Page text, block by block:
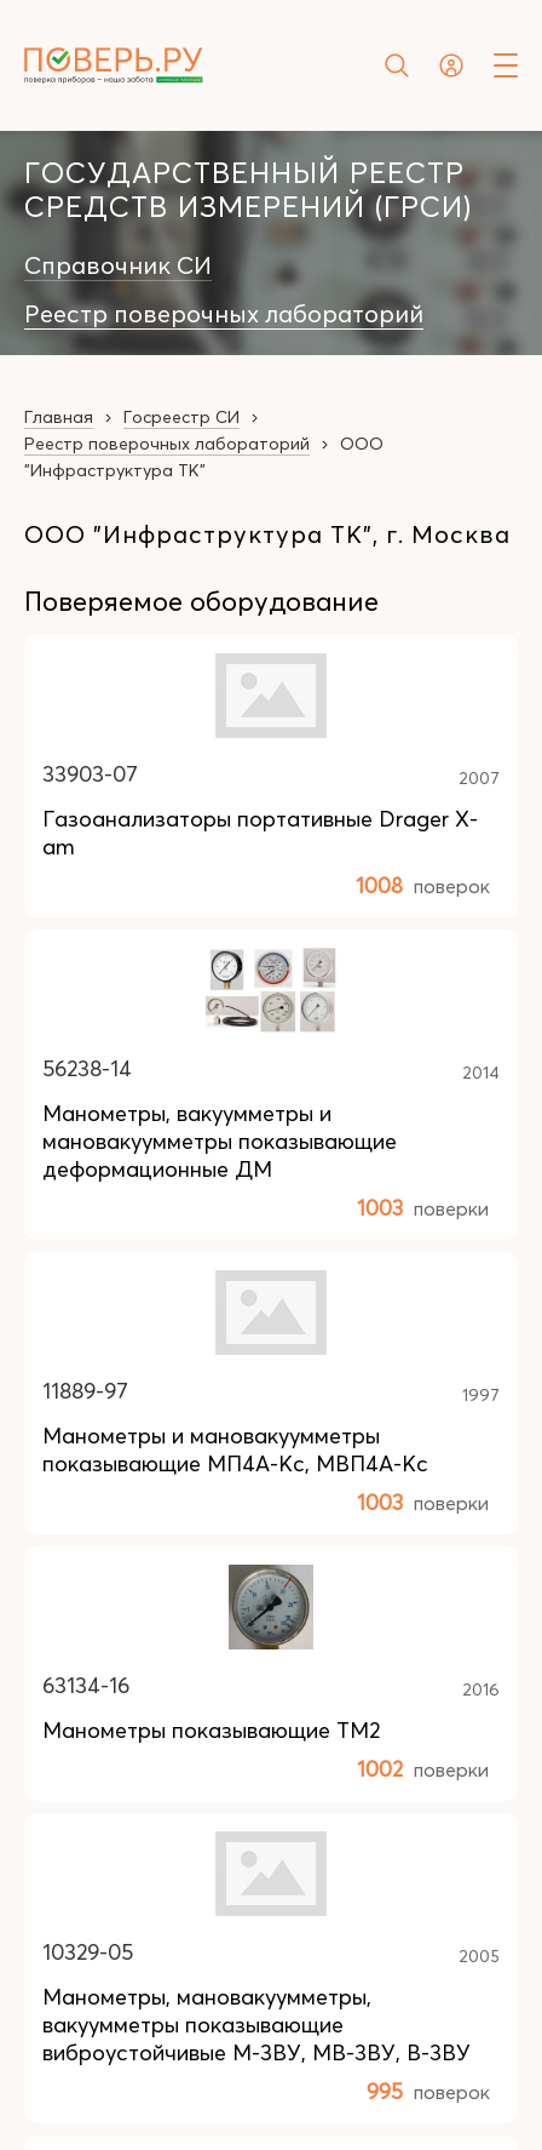
ГОСУДАРСТВЕННЫЙ РЕЕСТР
СРЕДСТВ ИЗМЕРЕНИЙ (ГРСИ)
Справочник СИ
Реестр поверочных лабораторий
Главная
Госреестр СИ
Реестр поверочных лабораторий
ООО
"Инфраструктура ТК"
ООО "Инфраструктура ТК", г. Москва
Поверяемое оборудование
33903-07 2007
Газоанализаторы портативные Drager X-
am
1008 поверок
56238-14 2014
Манометры, вакуумметры и
мановакуумметры показывающие
деформационные ДМ
1003 поверки
11889-97 1997
Манометры и мановакуумметры
показывающие МП4А-Кс, МВП4А-Кс
1003 поверки
63134-16 2016
Манометры показывающие ТМ2
1002 поверки
10329-05 2005
Манометры, мановакуумметры,
вакуумметры показывающие
виброустойчивые М-3ВУ, МВ-3ВУ, В-3ВУ
995 поверок